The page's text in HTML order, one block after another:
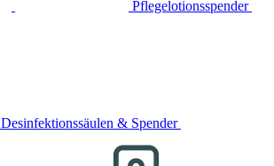
Pflegelotionsspender
Desinfektionssäulen & Spender